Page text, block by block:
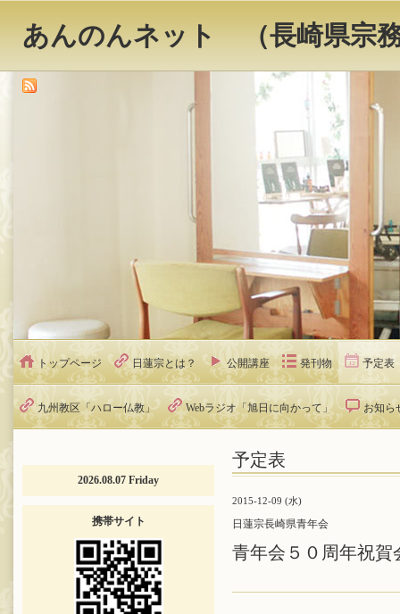
あんのんネット （長崎県宗
トップページ 日蓮宗とは？ 公開講座 発刊物 予定表
九州教区「ハロー仏教」 Webラジオ「旭日に向かって」 お知ら
予定表
2015-12-09 (水)
日蓮宗長崎県青年会
青年会５０周年祝賀
2026.08.07 Friday
携帯サイト